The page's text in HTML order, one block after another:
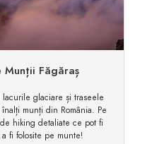
Munții Făgăraș
lacurile glaciare și traseele
munți din România. Pe
hiking detaliate ce pot fi
fi folosite pe munte!